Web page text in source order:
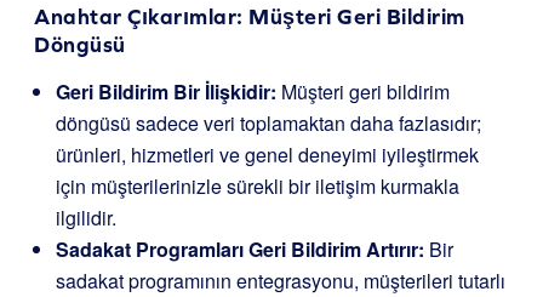
Anahtar Çıkarımlar: Müşteri Geri Bildirim
Döngüsü
Geri Bildirim Bir İlişkidir: Müşteri geri bildirim
döngüsü sadece veri toplamaktan daha fazlasıdır;
ürünleri, hizmetleri ve genel deneyimi iyileştirmek
için müşterilerinizle sürekli bir iletişim kurmakla
ilgilidir.
Sadakat Programları Geri Bildirim Artırır: Bir
sadakat programının entegrasyonu, müşterileri tutarlı